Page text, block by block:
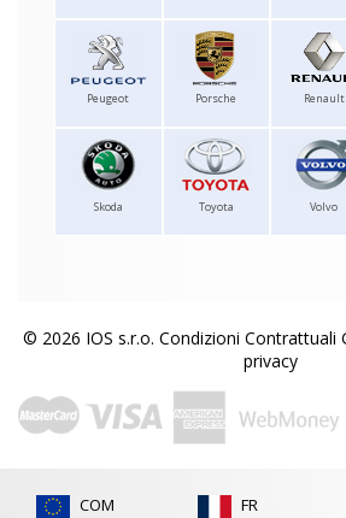
Peugeot Porsche Renault
Skoda Toyota Volvo
© 2026 IOS s.r.o. Condizioni Contrattuali
privacy
COM FR